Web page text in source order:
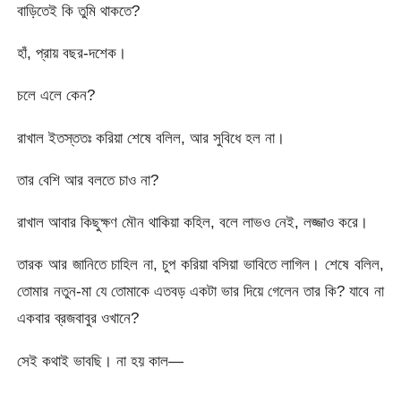
বাড়িতেই কি তুমি থাকতে?
হাঁ, প্রায় বছর-দশেক।
চলে এলে কেন?
রাখাল ইতস্ততঃ করিয়া শেষে বলিল, আর সুবিধে হল না।
তার বেশি আর বলতে চাও না?
রাখাল আবার কিছুক্ষণ মৌন থাকিয়া কহিল, বলে লাভও নেই, লজ্জাও করে।
তারক আর জানিতে চাহিল না, চুপ করিয়া বসিয়া ভাবিতে লাগিল। শেষে বলিল,
তোমার নতুন-মা যে তোমাকে এতবড় একটা ভার দিয়ে গেলেন তার কি? যাবে না
একবার ব্রজবাবুর ওখানে?
সেই কথাই ভাবছি। না হয় কাল—